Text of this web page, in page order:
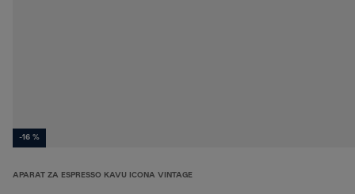
-16 %
APARAT ZA ESPRESSO KAVU ICONA VINTAGE